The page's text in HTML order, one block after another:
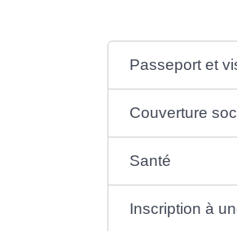
Passeport et
Couverture
Santé
Inscription à